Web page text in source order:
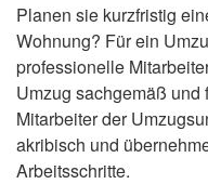
Planen sie kurzfristig
Wohnung? Für ein
professionelle
Umzug sachgemäß und
Mitarbeiter der
akribisch und
Arbeitsschritte.